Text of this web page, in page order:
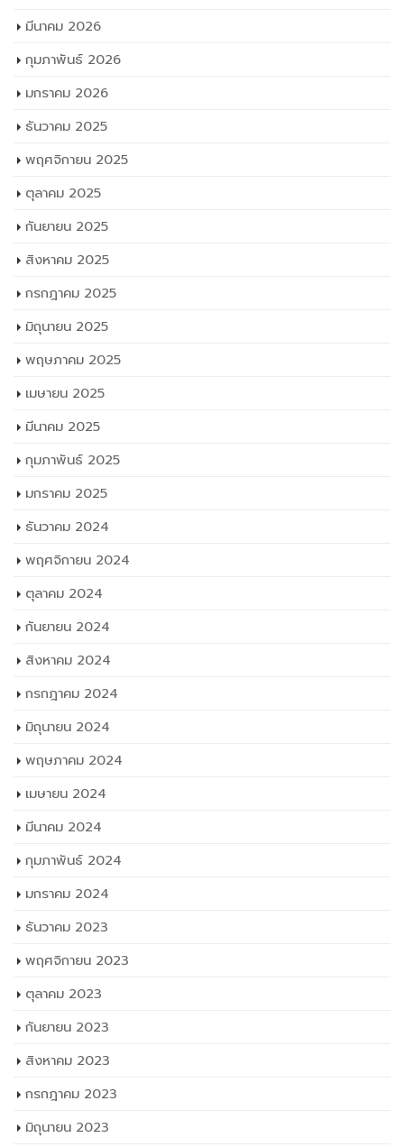
มีนาคม 2026
กุมภาพันธ์ 2026
มกราคม 2026
ธันวาคม 2025
พฤศจิกายน 2025
ตุลาคม 2025
กันยายน 2025
สิงหาคม 2025
กรกฎาคม 2025
มิถุนายน 2025
พฤษภาคม 2025
เมษายน 2025
มีนาคม 2025
กุมภาพันธ์ 2025
มกราคม 2025
ธันวาคม 2024
พฤศจิกายน 2024
ตุลาคม 2024
กันยายน 2024
สิงหาคม 2024
กรกฎาคม 2024
มิถุนายน 2024
พฤษภาคม 2024
เมษายน 2024
มีนาคม 2024
กุมภาพันธ์ 2024
มกราคม 2024
ธันวาคม 2023
พฤศจิกายน 2023
ตุลาคม 2023
กันยายน 2023
สิงหาคม 2023
กรกฎาคม 2023
มิถุนายน 2023